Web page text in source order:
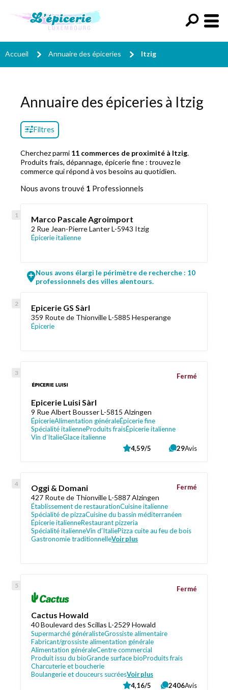
Accueil Annuaire des épiceries Itzig
Annuaire des épiceries à Itzig
Filtres
Cherchez parmi 11 commerces de proximité à Itzig.
Produits frais, dépannage, épicerie fine : trouvez le
commerce qui répond à vos besoins au quotidien.
Nous avons trouvé 1 Professionnels
Marco Pascale Agroimport
2 Rue Jean-Pierre Lanter L-5943 Itzig
Épicerie italienne
Nous avons élargi le périmètre de recherche : 10
professionnels des villes alentours.
Epicerie GS Sàrl
359 Route de Thionville L-5885 Hesperange
Épicerie
Epicerie Luisi Sàrl
9 Rue Albert Bousser L-5815 Alzingen
ÉpicerieAlimentation généraleÉpicerie fine
Spécialité italienneProduits fraisÉpicerie italienne
Vin d’ItalieGlace italienne
Fermé
4,59/5 29Avis
Oggi & Domani
427 Route de Thionville L-5887 Alzingen
Établissement de restaurationCuisine italienne
Spécialité de pizzaCuisine du bassin méditerranéen
Épicerie italienneRestaurant pizzeria
Spécialité italienneVin d’ItaliePizza cuite au feu de bois
Gastronomie traditionnelleVoir plus
Fermé
Cactus Howald
40 Boulevard des Scillas L-2529 Howald
Supermarché généralisteGrossiste alimentaire
Fabricant/grossiste alimentation générale
Alimentation généraleCentre commercial
Produit issu du bioGrande surface bioProduits frais
Charcuterie et boucherie
Boulangerie et douceurs sucréesVoir plus
Fermé
4,16/5 2406Avis